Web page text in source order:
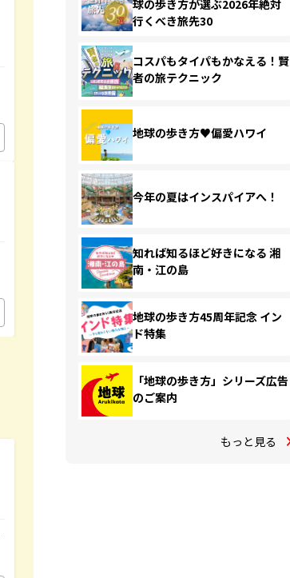
球の歩き方が選ぶ2026年絶対
行くべき旅先30
コスパもタイパもかなえる！賢
者の旅テクニック
地球の歩き方♥偏愛ハワイ
今年の夏はインスパイアへ！
知れば知るほど好きになる 湘
南・江の島
地球の歩き方45周年記念 イン
ド特集
「地球の歩き方」シリーズ広告
のご案内
もっと見る